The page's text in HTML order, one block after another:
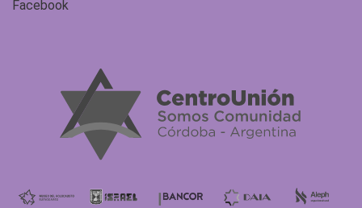
Facebook